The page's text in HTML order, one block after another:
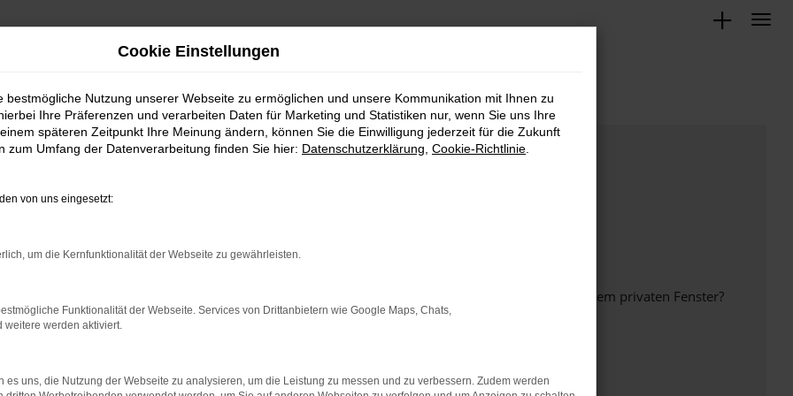
bestimmter Seiten verhindern. Funktioniert die Seite in einem anderen Browser oder in einem privaten Fenster?
beheben.
auf dem neuesten Stand sind.
kann auch dazu führen, dass bestimmte Funktionen nicht mehr unterstützt werden.
Cookie Einstellungen
bestmögliche Nutzung unserer Webseite zu ermöglichen und unsere Kommunikation mit Ihnen zu
Ihre Präferenzen und verarbeiten Daten für Marketing und Statistiken nur, wenn Sie uns Ihre
späteren Zeitpunkt Ihre Meinung ändern, können Sie die Einwilligung jederzeit für die Zukunft
zum Umfang der Datenverarbeitung finden Sie hier: Datenschutzerklärung Cookie-Richtlinie
von uns eingesetzt:
um die Kernfunktionalität der Webseite zu gewährleisten.
Funktionalität der Webseite. Services von Drittanbietern wie Google Maps, Chats,
weitere werden aktiviert.
es uns, die Nutzung der Webseite zu analysieren, um die Leistung zu messen und zu verbessern. Zudem werden